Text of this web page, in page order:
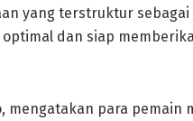
yang terstruktur
dan siap
mengatakan para pemain